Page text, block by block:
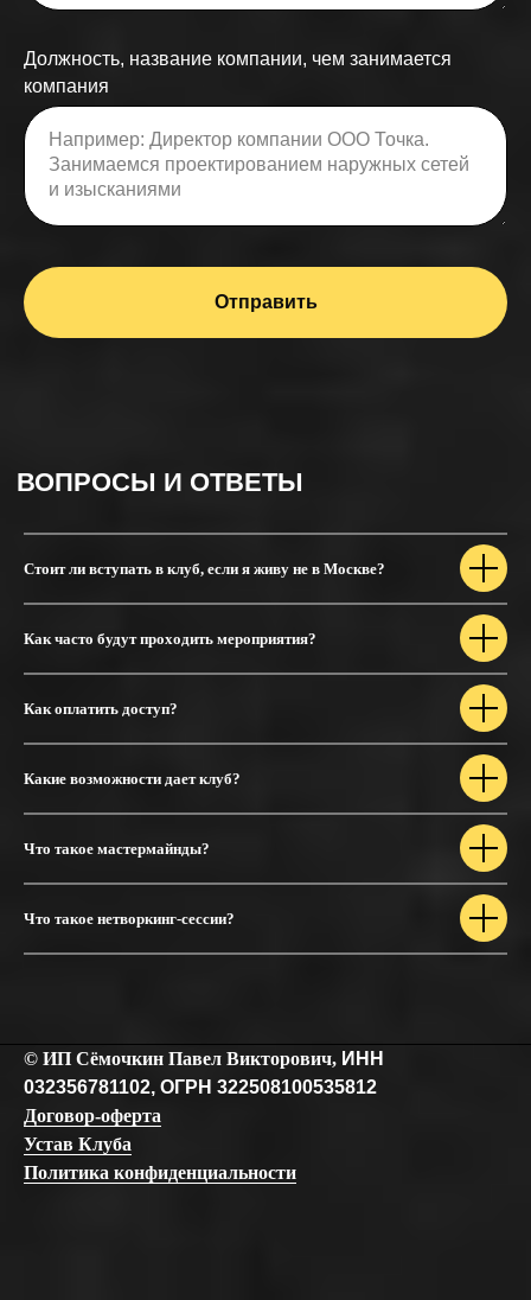
Должность, название компании, чем занимается
компания
Отправить
Стоит ли вступать в клуб, если я живу не в Москве?
Как часто будут проходить мероприятия?
Как оплатить доступ?
Какие возможности дает клуб?
Что такое мастермайнды?
Что такое нетворкинг-сессии?
© ИП Сёмочкин Павел Викторович, ИНН
032356781102, ОГРН 322508100535812
Договор-оферта
Устав Клуба
Политика конфиденциальности